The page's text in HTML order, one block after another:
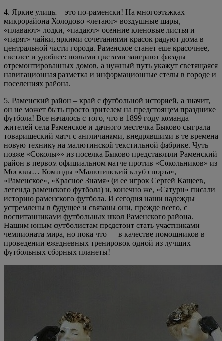
4. Яркие улицы – это по-раменски! На многоэтажках
микрорайона Холодово «летают» воздушные шары,
«плавают» лодки, «падают» осенние кленовые листья и
«парят» чайки, яркими сочетаниями красок радуют дома в
центральной части города. Раменское станет еще красочнее,
светлее и удобнее: новыми цветами заиграют фасады
отремонтированных домов, а нужный путь укажут светящаяся
навигационная разметка и информационные стелы в городе и
поселениях района.
5. Раменский район – край с футбольной историей, а значит,
он не может быть просто зрителем на предстоящем празднике
футбола! Все началось с того, что в 1899 году команда
жителей села Раменское и дачного местечка Быково сыграла
товарищеский матч с англичанами, внедрявшими в те времена
новую технику на малютинской текстильной фабрике. Чуть
позже «Соколы»» из поселка Быково представляли Раменский
район в первом официальном матче против «Сокольников» из
Москвы… Команды «Малютинский клуб спорта»,
«Раменское», «Красное Знамя» (и ее игрок Сергей Кащеев,
легенда раменского футбола) и, конечно же, «Сатурн» писали
историю раменского футбола. И сегодня наши надежды
устремлены в будущее и связаны они, прежде всего, с
воспитанниками футбольных школ Раменского района.
Нашим юным футболистам предстоит стать участниками
чемпионата мира, но пока что — в качестве помощников в
проведении ежедневных тренировок одной из лучших
футбольных сборных планеты!